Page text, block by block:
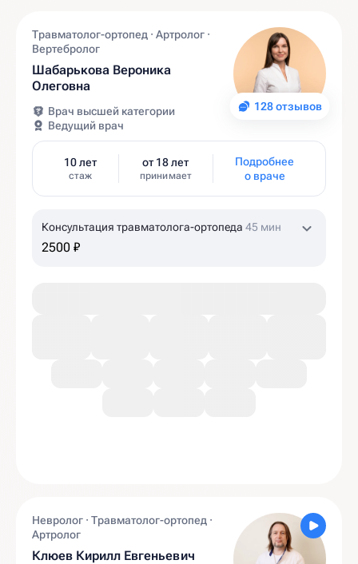
128 отзывов
Травматолог-ортопед · Артролог ·
Вертебролог
Шабарькова Вероника
Олеговна
Врач высшей категории
Ведущий врач
10 лет
стаж
от 18 лет
принимает
Подробнее
о враче
Консультация травматолога-ортопеда 45 мин
2500 ₽
Невролог · Травматолог-ортопед ·
Артролог
Клюев Кирилл Евгеньевич